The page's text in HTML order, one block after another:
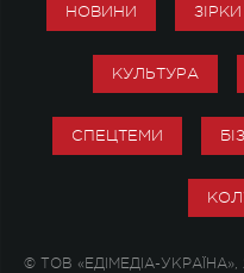
НОВИНИ ЗІРКИ
КУЛЬТУРА
СПЕЦТЕМИ
© ТОВ «ЕДІМЕДІА-УКРАЇНА»,